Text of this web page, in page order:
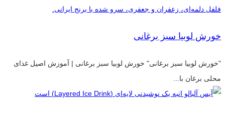
خورش لوبیا سبز برغانی
"خورش لوبیا سبز برغانی" خورش لوبیا سبز برغانی | آموزش اصیل غذای
محلی برغان با...